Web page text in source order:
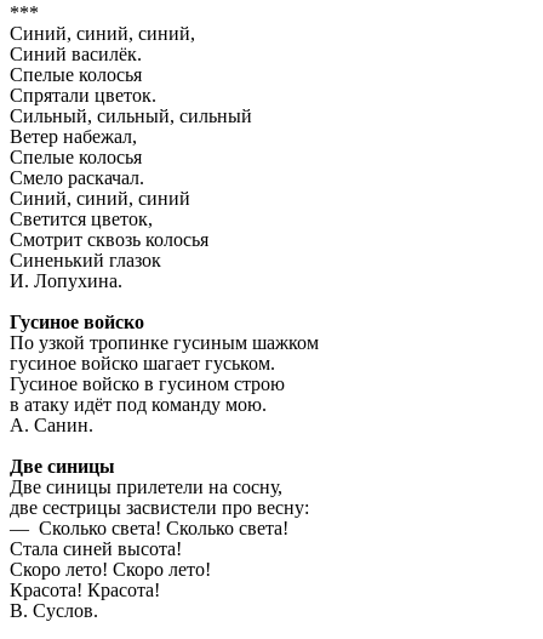
***
Синий, синий, синий,
Синий василёк.
Спелые колосья
Спрятали цветок.
Сильный, сильный, сильный
Ветер набежал,
Спелые колосья
Смело раскачал.
Синий, синий, синий
Светится цветок,
Смотрит сквозь колосья
Синенький глазок
И. Лопухина.
Гусиное войско
По узкой тропинке гусиным шажком
гусиное войско шагает гуськом.
Гусиное войско в гусином строю
в атаку идёт под команду мою.
А. Санин.
Две синицы
Две синицы прилетели на сосну,
две сестрицы засвистели про весну:
— Сколько света! Сколько света!
Стала синей высота!
Скоро лето! Скоро лето!
Красота! Красота!
В. Суслов.